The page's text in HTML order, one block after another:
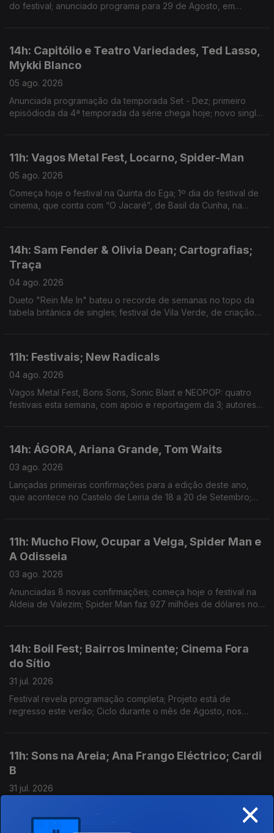
do festival; anunciado programa para 29 de Agosto, em
14h: Capitólio e Teatro Variedades, Ted Lasso,
Mykki Blanco
05 ago. 2026
Anunciada programação da temporada Set - Dez; primeiro
episódioda da 4ª temporada da série chega hoje; novo single:
11h: Vagos Metal Fest, Locarno, Spider-Man
05 ago. 2026
Começa hoje o festival na Quinta do Ega; 1º dia do festival de
cinema, que conta com “O Jacaré”, de Basil da Cunha, na
14h: Sam Fender & Olivia Dean; Cartografias;
Traça
04 ago. 2026
Dueto "Rein Me In" bateu o recorde de semanas no topo da
tabela britânica de singles; festival de Vila Verde, de criação
11h: Festivais; New Radicals
04 ago. 2026
Vagos Metal Fest, Bons Sons, Sonic Blast e NEOPOP: quatro
festivais esta semana, com apoio e reportagem da 3; autores
14h: ÁGORA, Ariana Grande, Tom Waits
03 ago. 2026
Lançadas primeiras confirmações para a edição deste ano,
que acontece no Castelo de Leiria de 18 a 20 de Setembro;
11h: Mucho Flow, Ocupar a Velga, Spider Man e
A Odisseia
03 ago. 2026
Anunciadas 8 novas confirmações; começa hoje o festival na
Aldeia de Valezim; Spider Man faz 927 milhões de dólares no
14h: Boil Fest; Bairros Iminente; Cinema Fora
do Sítio
31 jul. 2026
Festival revela programação completa; Projeto está de
regresso este verão; Ciclo durante o mês de Agosto, nos
11h: Sons na Areia; Ana Frango Eléctrico; Cardi
B
31 jul. 2026
Festival acontece, hoje e amanhã, na Lourinhã; concerto, hoje,
no Morro Sonoro, em Vila Nova de Gaia; "Ah Ha" é a nova
música de Cardi B.
×